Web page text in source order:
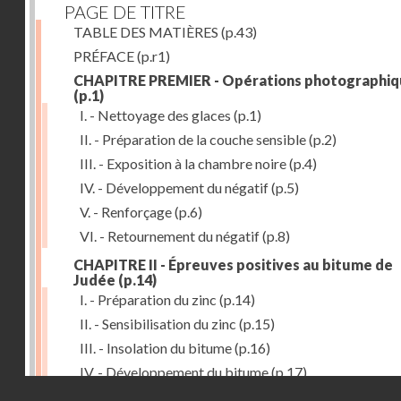
PAGE DE TITRE
TABLE DES MATIÈRES (p.43)
PRÉFACE(p.r1)
CHAPITRE PREMIER - Opérations
(p.1)
I. - Nettoyage des glaces (p.1)
II. - Préparation de la couche sensible(p.2)
III. - Exposition à la chambre noire(p.4)
IV. - Développement du négatif(p.5)
V. - Renforçage(p.6)
VI. - Retournement du négatif(p.8)
CHAPITRE II - Épreuves positives au bitume de
Judée (p.14)
I. - Préparation du zinc (p.14)
II. - Sensibilisation du zinc (p.15)
III. - Insolation du bitume(p.16)
IV. - Développement du bitume(p.17)